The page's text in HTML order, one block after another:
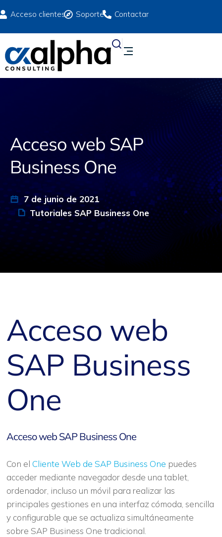
Acceso clientes Soporte Contactar
Acceso web SAP
Business One
7 de junio de 2021
Tutoriales SAP Business One
Acceso web
SAP Business
One
Acceso web SAP Business One
Con el Cliente Web de SAP Business One puedes
acceder mediante navegador desde una tablet,
ordenador, incluso un móvil para realizar las
principales gestiones en una interfaz cómoda, sencilla
y configurable que se actualiza simultáneamente
sobre SAP Business One tradicional.